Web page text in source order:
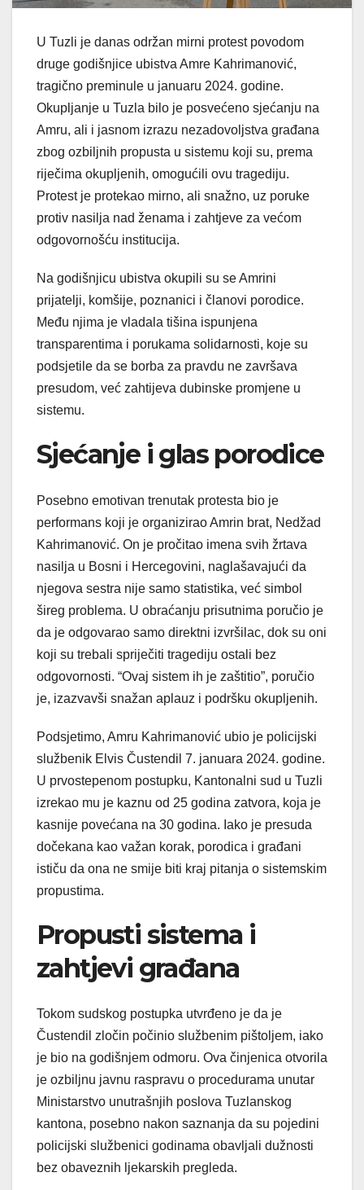
U Tuzli je danas održan mirni protest povodom
druge godišnjice ubistva Amre Kahrimanović,
tragično preminule u januaru 2024. godine.
Okupljanje u Tuzla bilo je posvećeno sjećanju na
Amru, ali i jasnom izrazu nezadovoljstva građana
zbog ozbiljnih propusta u sistemu koji su, prema
riječima okupljenih, omogućili ovu tragediju.
Protest je protekao mirno, ali snažno, uz poruke
protiv nasilja nad ženama i zahtjeve za većom
odgovornošću institucija.
Na godišnjicu ubistva okupili su se Amrini
prijatelji, komšije, poznanici i članovi porodice.
Među njima je vladala tišina ispunjena
transparentima i porukama solidarnosti, koje su
podsjetile da se borba za pravdu ne završava
presudom, već zahtijeva dubinske promjene u
sistemu.
Sjećanje i glas porodice
Posebno emotivan trenutak protesta bio je
performans koji je organizirao Amrin brat, Nedžad
Kahrimanović. On je pročitao imena svih žrtava
nasilja u Bosni i Hercegovini, naglašavajući da
njegova sestra nije samo statistika, već simbol
šireg problema. U obraćanju prisutnima poručio je
da je odgovarao samo direktni izvršilac, dok su oni
koji su trebali spriječiti tragediju ostali bez
odgovornosti. “Ovaj sistem ih je zaštitio”, poručio
je, izazvavši snažan aplauz i podršku okupljenih.
Podsjetimo, Amru Kahrimanović ubio je policijski
službenik Elvis Čustendil 7. januara 2024. godine.
U prvostepenom postupku, Kantonalni sud u Tuzli
izrekao mu je kaznu od 25 godina zatvora, koja je
kasnije povećana na 30 godina. Iako je presuda
dočekana kao važan korak, porodica i građani
ističu da ona ne smije biti kraj pitanja o sistemskim
propustima.
Propusti sistema i
zahtjevi građana
Tokom sudskog postupka utvrđeno je da je
Čustendil zločin počinio službenim pištoljem, iako
je bio na godišnjem odmoru. Ova činjenica otvorila
je ozbiljnu javnu raspravu o procedurama unutar
Ministarstvo unutrašnjih poslova Tuzlanskog
kantona, posebno nakon saznanja da su pojedini
policijski službenici godinama obavljali dužnosti
bez obaveznih ljekarskih pregleda.